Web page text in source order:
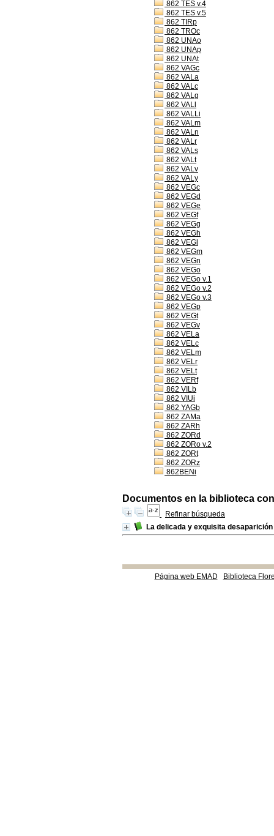
862 TES v.4
862 TES v.5
862 TIRp
862 TROc
862 UNAo
862 UNAp
862 UNAt
862 VAGc
862 VALa
862 VALc
862 VALg
862 VALl
862 VALLi
862 VALm
862 VALn
862 VALr
862 VALs
862 VALt
862 VALv
862 VALy
862 VEGc
862 VEGd
862 VEGe
862 VEGf
862 VEGg
862 VEGh
862 VEGl
862 VEGm
862 VEGn
862 VEGo
862 VEGo v.1
862 VEGo v.2
862 VEGo v.3
862 VEGp
862 VEGt
862 VEGv
862 VELa
862 VELc
862 VELm
862 VELr
862 VELt
862 VERf
862 VILb
862 VIUi
862 YAGb
862 ZAMa
862 ZARh
862 ZORd
862 ZORo v.2
862 ZORt
862 ZORz
862BENi
Documentos en la biblioteca
Refinar búsqueda
La delicada y exquisita
Página web EMAD Biblioteca